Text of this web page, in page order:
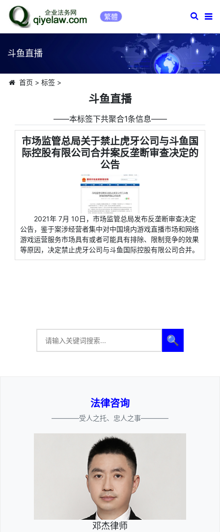
繁體
斗鱼直播
首页 > 标签>
斗鱼直播
――本标签下共聚合1条信息――
市场监管总局关于禁止虎牙公司与斗鱼国
际控股有限公司合并案反垄断审查决定的
公告
2021年 7月 10日，市场监管总局发布反垄断审查决定
公告，鉴于案涉经营者集中对中国境内游戏直播市场和网络
游戏运营服务市场具有或者可能具有排除、限制竞争的效果
等原因，决定禁止虎牙公司与斗鱼国际控股有限公司合并。
🔍
法律咨询
————受人之托、忠人之事————
邓杰律师